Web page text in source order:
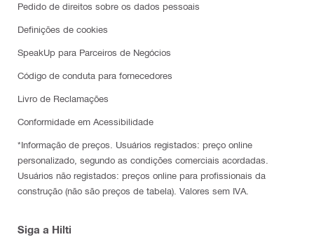
Pedido de direitos sobre os dados pessoais
Definições de cookies
SpeakUp para Parceiros de Negócios
Código de conduta para fornecedores
Livro de Reclamações
Conformidade em Acessibilidade
*Informação de preços. Usuários registados: preço online
personalizado, segundo as condições comerciais acordadas.
Usuários não registados: preços online para profissionais da
construção (não são preços de tabela). Valores sem IVA.
Siga a Hilti